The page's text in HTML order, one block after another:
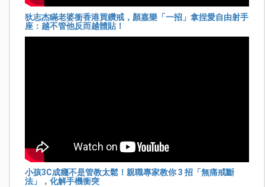
狄志杰瞞老婆衝香港買鑽戒，顏嘉樂「一招」拿捏愛自由射手
座：越不管他反而越體貼！
小孩3C成癮不是管教太鬆！親職專家教你 3 招「無痛戒斷
法」，化解手機衝突